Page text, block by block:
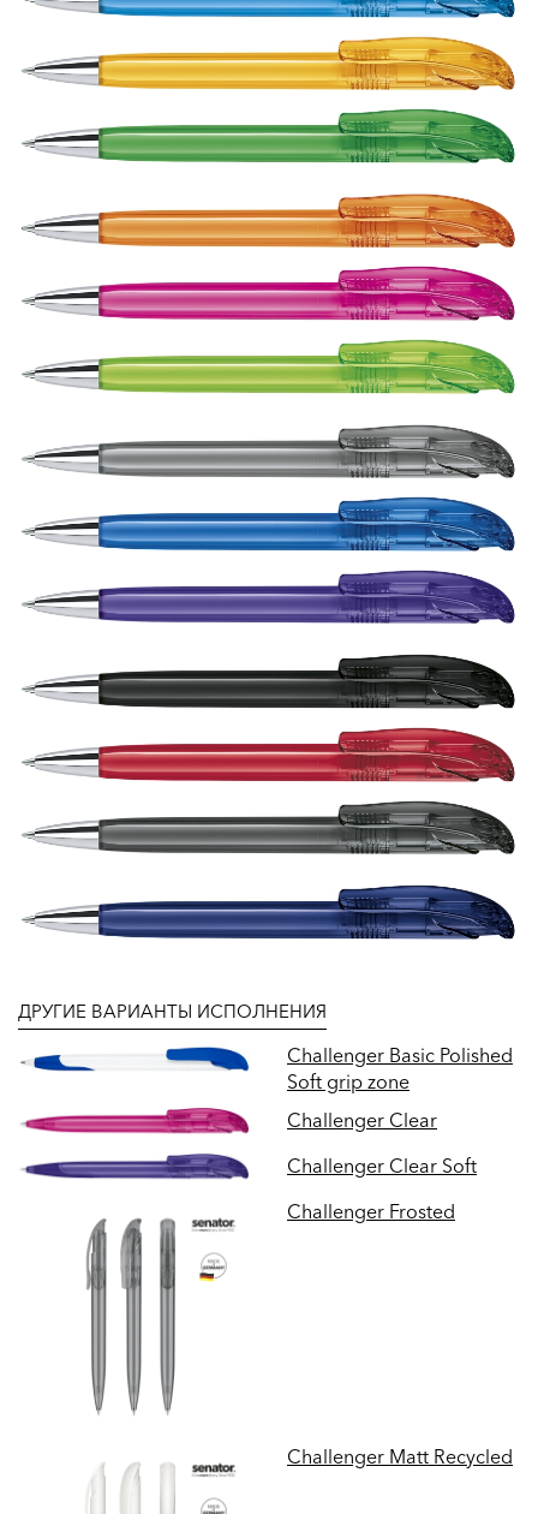
ДРУГИЕ ВАРИАНТЫ ИСПОЛНЕНИЯ
Challenger Basic Polished
Soft grip zone
Challenger Clear
Challenger Clear Soft
Challenger Frosted
Challenger Matt Recycled